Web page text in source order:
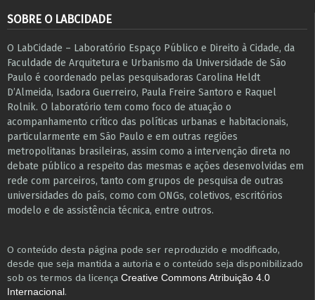
SOBRE O LABCIDADE
O LabCidade – Laboratório Espaço Público e Direito à Cidade, da
Faculdade de Arquitetura e Urbanismo da Universidade de São
Paulo é coordenado pelas pesquisadoras Carolina Heldt
D’Almeida, Isadora Guerreiro, Paula Freire Santoro e Raquel
Rolnik. O laboratório tem como foco de atuação o
acompanhamento crítico das políticas urbanas e habitacionais,
particularmente em São Paulo e ​em outras regiões
metropolitanas brasileiras, assim como a intervenção direta no
debate público a respeito das mesmas e ações desenvolvidas em
r​e​de com parceiros, tanto com grupos de pesquisa ​de outras
universidades do país, como com ONGs, coletivos, escritórios
modelo e de assistência técnica​, entre outros​.
O conteúdo desta página pode ser reproduzido e modificado,
desde que seja mantida a autoria e o conteúdo seja disponibilizado
sob os termos da licença Creative Commons Atribuição 4.0
Internacional .